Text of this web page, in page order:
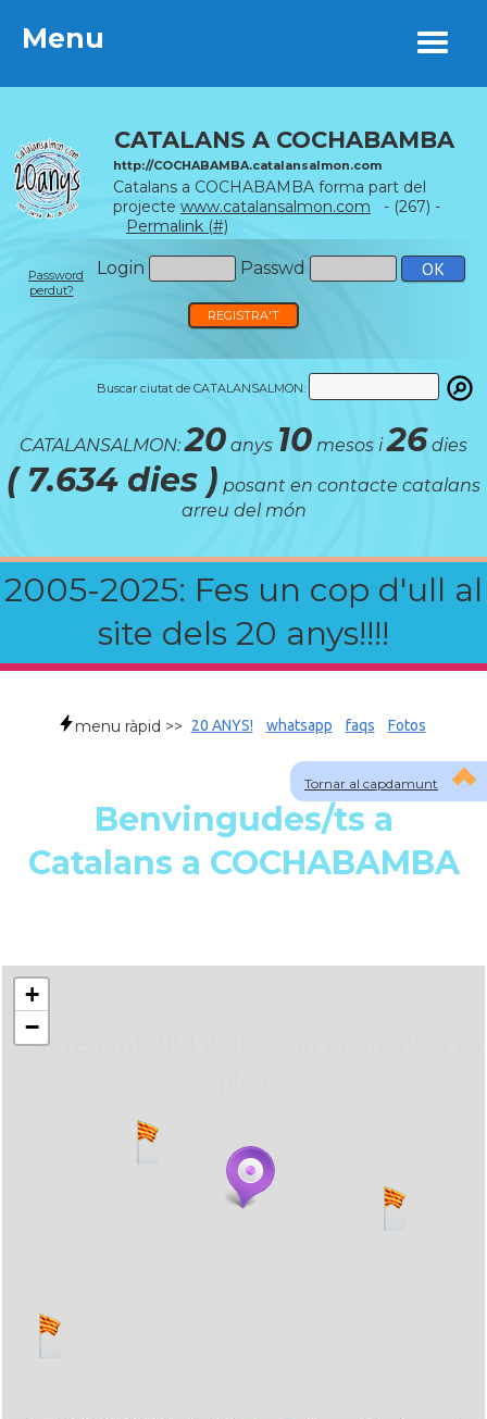
Menu
CATALANS A COCHABAMBA
http://COCHABAMBA.catalansalmon.com
Catalans a COCHABAMBA forma part del
projecte www.catalansalmon.com - (267) -
Permalink (#)
Login Passwd
Password
perdut?
REGISTRA'T
Buscar ciutat de CATALANSALMON:
CATALANSALMON:20 anys 10 mesos i26 dies
( 7.634 dies ) posant en contacte catalans
arreu del món
2005-2025: Fes un cop d'ull al
site dels 20 anys!!!!
Menu
Tornar al capdamunt
menu ràpid >> 20 ANYS! whatsapp faqs Fotos
Benvingudes/ts a
Catalans a COCHABAMBA
... carregant 484 webs... un moment si us
+
−